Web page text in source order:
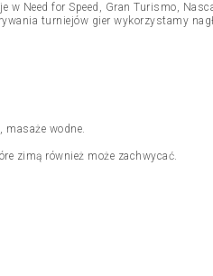
Need for Speed, Gran Turismo,
turniejów gier wykorzystamy
wodne.
zimą również może zachwycać.